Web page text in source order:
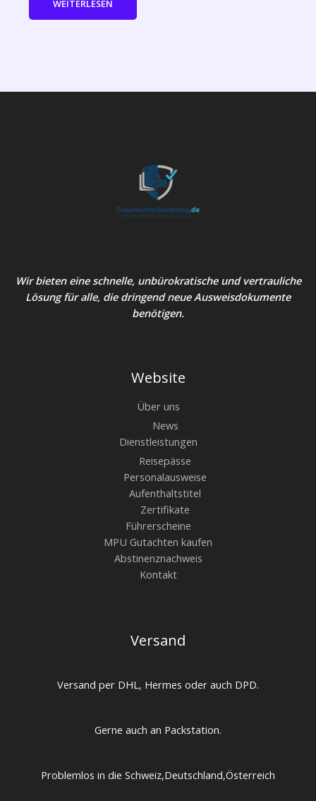
WEITERLESEN
Wir bieten eine schnelle, unbürokratische und vertrauliche
Lösung für alle, die dringend neue Ausweisdokumente
benötigen.
Website
Über uns
News
Dienstleistungen
Reisepässe
Personalausweise
Aufenthaltstitel
Zertifikate
Führerscheine
MPU Gutachten kaufen
Abstinenznachweis
Kontakt
Versand
Versand per DHL, Hermes oder auch DPD.
Gerne auch an Packstation.
Problemlos in die Schweiz,Deutschland,Österreich